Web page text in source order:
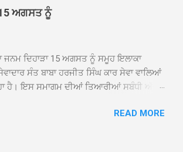
ਸੀ.ਐੱਚ.ਟੀ. ਰਾਮ ਸਿੰਘ ਵੱਲੋਂ ਕੀਤੀ ਗਈ ਸੀ
ਨਾਲ ਬੱਚਿਆਂ ਦੇ ਮਾਪਿਆਂ ਵਿੱਚ ਭਾਰੀ ਰੋਸ ਹੈ ਅਤੇ
15 ਅਗਸਤ ਨੂੰ
ਜਨਮ ਦਿਹਾੜਾ 15 ਅਗਸਤ ਨੂੰ ਸਮੂਹ ਇਲਾਕਾ
ਸੰਤ ਬਾਬਾ ਹਰਜੀਤ ਸਿੰਘ ਕਾਰ ਸੇਵਾ ਵਾਲਿਆਂ
ਹੈ। ਇਸ ਸਮਾਗਮ ਦੀਆਂ ਤਿਆਰੀਆਂ ਸਬੰਧੀ ਅੱਜ
ਅਤੇ ਆਪੋ ਆਪਣੇ ਵਿਚਾਰ ਸਾਂਝੇ ਕੀਤੇ। ਇਸ ਸਬੰਧੀ
READ MORE